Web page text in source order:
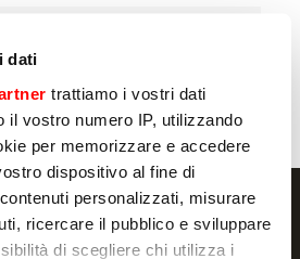
dati
trattiamo i vostri dati
il vostro numero IP, utilizzando
per memorizzare e accedere
dispositivo al fine di
personalizzati, misurare
ricercare il pubblico e sviluppare
di scegliere chi utilizza i